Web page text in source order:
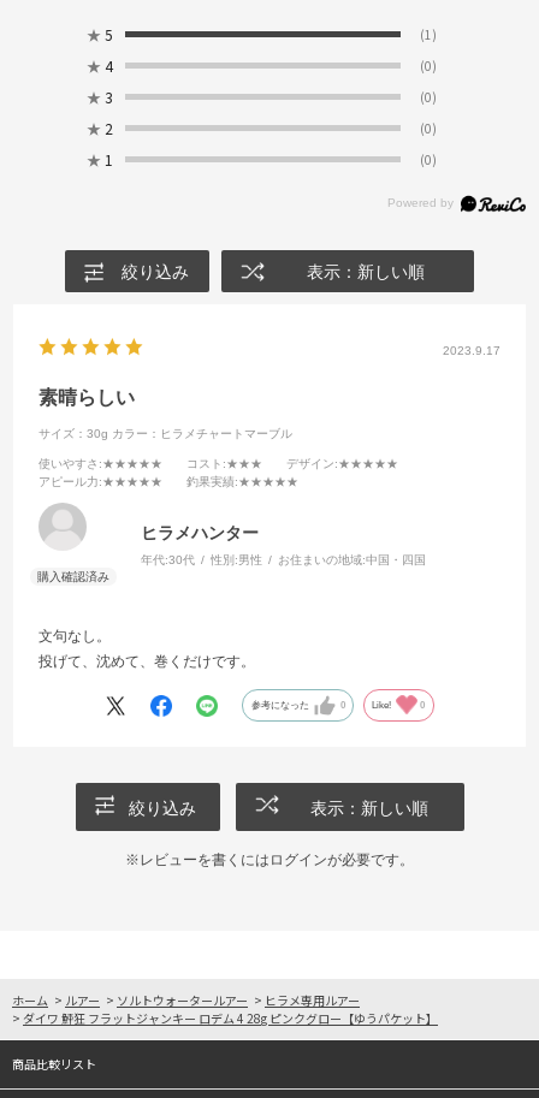
★ 5 (1)
★ 4 (0)
★ 3 (0)
★ 2 (0)
★ 1 (0)
絞り込み 表示：新しい順
2023.9.17
素晴らしい
サイズ：30g カラー：ヒラメチャートマーブル
使いやすさ :★★★★★ コスト :★★★ デザイン:★★★★★
アピール力:★★★★★ 釣果実績:★★★★★
ヒラメハンター
年代:30代 性別:男性 お住まいの地域:中国・四国
文句なし。
投げて、沈めて、巻くだけです。
参考になった 0 Like! 0
絞り込み 表示：新しい順
※レビューを書くには ログインが必要です。
ホーム > ルアー > ソルトウォータールアー > ヒラメ専用ルアー
> ダイワ 鮃狂 フラットジャンキー ロデム 4 28g ピンクグロー【ゆうパケット】
商品比較リスト